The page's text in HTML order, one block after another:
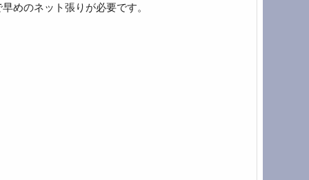
めのネット張りが必要です。